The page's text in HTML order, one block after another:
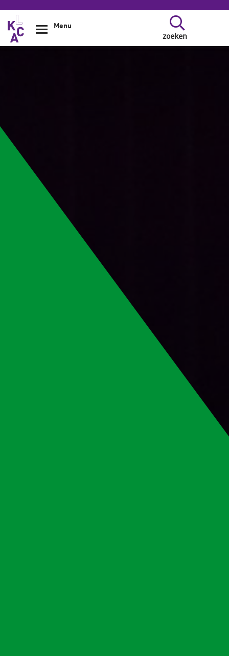
Overslaan en naar de inhoud gaan
zoeken
Menu